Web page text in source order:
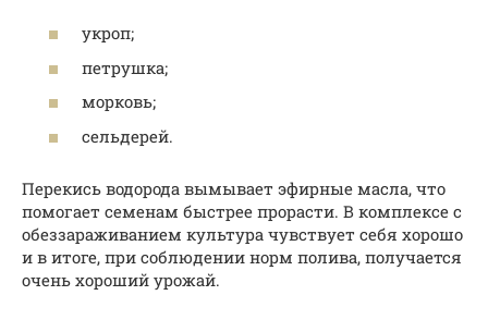
укроп;
петрушка;
морковь;
сельдерей.
Перекись водорода вымывает эфирные масла, что
помогает семенам быстрее прорасти. В комплексе с
обеззараживанием культура чувствует себя хорошо
и в итоге, при соблюдении норм полива, получается
очень хороший урожай.